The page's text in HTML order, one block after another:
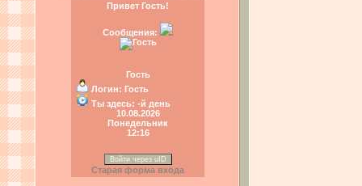
Привет Гость!
Сообщения:
Гость
Логин: Гость
Ты здесь: -й день
10.08.2026
Понедельник
12:16
Войти через uID
Старая форма входа